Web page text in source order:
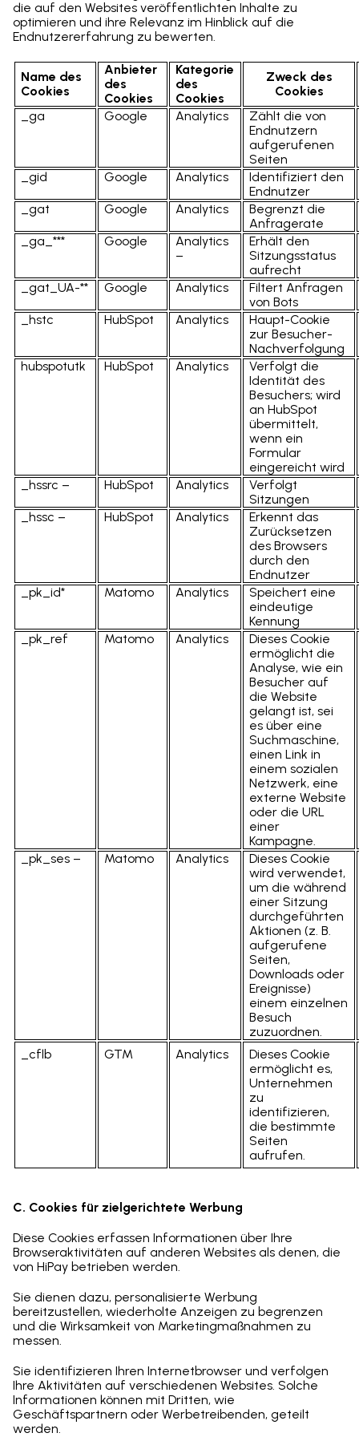
die auf den Websites veröffentlichten Inhalte zu
optimieren und ihre Relevanz im Hinblick auf die
Endnutzererfahrung zu bewerten.
Name des
Cookies
Anbieter
des
Cookies
Kategorie
des
Cookies
Zweck des
Cookies
_ga
Google Analytics
Zählt die von
Endnutzern
aufgerufenen
Seiten
_gid
Google Analytics
Identifiziert den
Endnutzer
_gat
Google Analytics
Begrenzt die
Anfragerate
_ga_***
Google
Analytics
–
Erhält den
Sitzungsstatus
aufrecht
_gat_UA-**
Google Analytics
Filtert Anfragen
von Bots
_hstc
HubSpot Analytics
Haupt-Cookie
zur Besucher-
Nachverfolgung
hubspotutk
HubSpot Analytics
Verfolgt die
Identität des
Besuchers; wird
an HubSpot
übermittelt,
wenn ein
Formular
eingereicht wird
_hssrc –
HubSpot Analytics
Verfolgt
Sitzungen
_hssc –
HubSpot Analytics
Erkennt das
Zurücksetzen
des Browsers
durch den
Endnutzer
_pk_id*
Matomo Analytics
Speichert eine
eindeutige
Kennung
_pk_ref
Matomo Analytics
Dieses Cookie
ermöglicht die
Analyse, wie ein
Besucher auf
die Website
gelangt ist, sei
es über eine
Suchmaschine,
einen Link in
einem sozialen
Netzwerk, eine
externe Website
oder die URL
einer
Kampagne.
_pk_ses –
Matomo Analytics
Dieses Cookie
wird verwendet,
um die während
einer Sitzung
durchgeführten
Aktionen (z. B.
aufgerufene
Seiten,
Downloads oder
Ereignisse)
einem einzelnen
Besuch
zuzuordnen.
_cflb
GTM Analytics
Dieses Cookie
ermöglicht es,
Unternehmen
zu
identifizieren,
die bestimmte
Seiten
aufrufen.
C. Cookies für zielgerichtete Werbung
Diese Cookies erfassen Informationen über Ihre
Browseraktivitäten auf anderen Websites als denen, die
von HiPay betrieben werden.
Sie dienen dazu, personalisierte Werbung
bereitzustellen, wiederholte Anzeigen zu begrenzen
und die Wirksamkeit von Marketingmaßnahmen zu
messen.
Sie identifizieren Ihren Internetbrowser und verfolgen
Ihre Aktivitäten auf verschiedenen Websites. Solche
Informationen können mit Dritten, wie
Geschäftspartnern oder Werbetreibenden, geteilt
werden.